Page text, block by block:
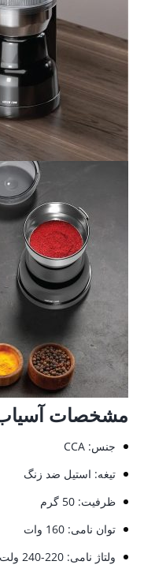
مشخصات آسیاب
جنس: CCA
تیغه: استیل ضد زنگ
ظرفیت: 50 گرم
توان نامی: 160 وات
ولتاژ نامی: 220-240 ولت